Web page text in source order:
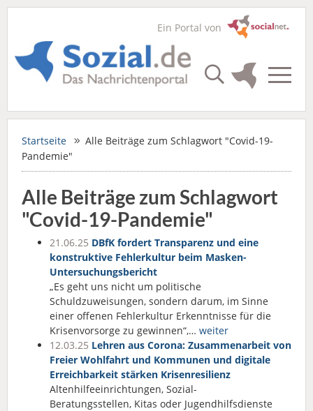
Ein Portal von
Startseite
Alle Beiträge zum Schlagwort "Covid-19-
Pandemie"
Alle Beiträge zum Schlagwort
"Covid-19-Pandemie"
21.06.25 DBfK fordert Transparenz und eine
konstruktive Fehlerkultur beim Masken-
Untersuchungsbericht
„Es geht uns nicht um politische
Schuldzuweisungen, sondern darum, im Sinne
einer offenen Fehlerkultur Erkenntnisse für die
Krisenvorsorge zu gewinnen“,… weiter
12.03.25 Lehren aus Corona: Zusammenarbeit von
Freier Wohlfahrt und Kommunen und digitale
Erreichbarkeit stärken Krisenresilienz
Altenhilfeeinrichtungen, Sozial-
Beratungsstellen, Kitas oder Jugendhilfsdienste